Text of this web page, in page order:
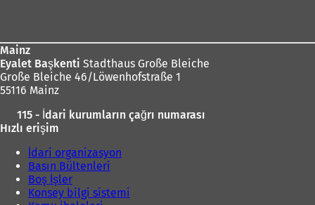
e
m
e
a
Mainz
Eyalet Başkenti Stadthaus Große Bleiche
Große Bleiche 46/Löwenhofstraße 1
55116 Mainz
115 - İdari kurumların çağrı numarası
Hızlı erişim
İdari organizasyon
Basın Bültenleri
Boş İşler
Konsey bilgi sistemi